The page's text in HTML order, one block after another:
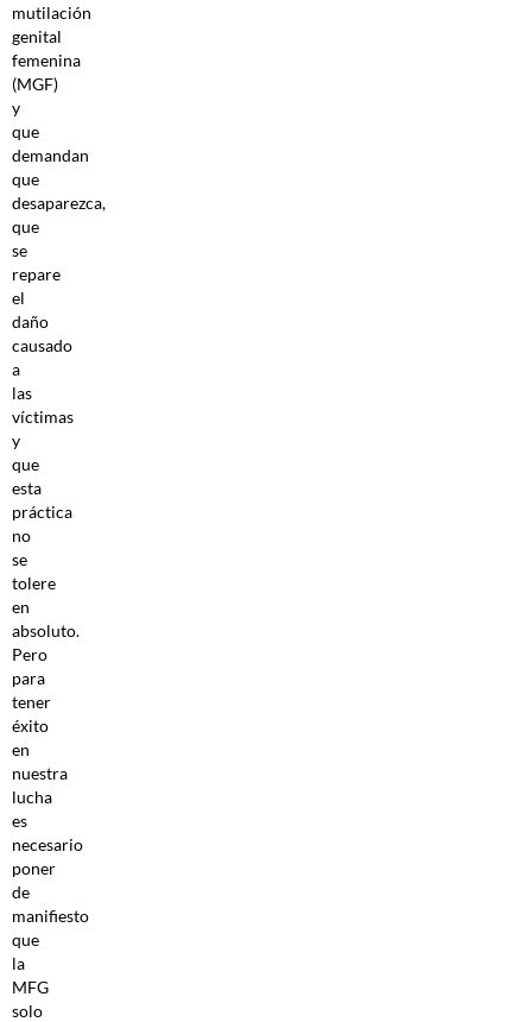
mutilación
genital
femenina
(MGF)
y
que
demandan
que
desaparezca,
que
se
repare
el
daño
causado
a
las
víctimas
y
que
esta
práctica
no
se
tolere
en
absoluto.
Pero
para
tener
éxito
en
nuestra
lucha
es
necesario
poner
de
manifiesto
que
la
MFG
solo